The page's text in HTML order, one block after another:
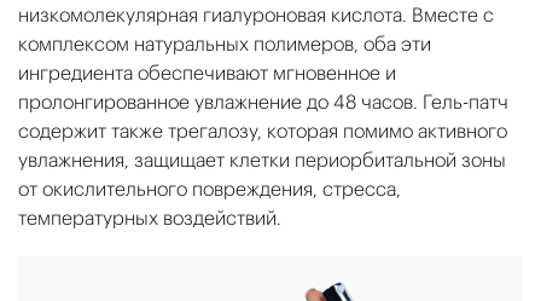
низкомолекулярная гиалуроновая кислота. Вместе с
комплексом натуральных полимеров, оба эти
ингредиента обеспечивают мгновенное и
пролонгированное увлажнение до 48 часов. Гель-патч
содержит также трегалозу, которая помимо активного
увлажнения, защищает клетки периорбитальной зоны
от окислительного повреждения, стресса,
температурных воздействий.